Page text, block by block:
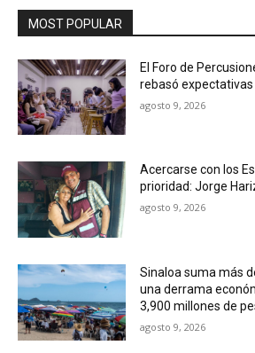
MOST POPULAR
El Foro de
rebasó expectativas
agosto 9, 2026
Acercarse con los
prioridad: Jorge
agosto 9, 2026
Sinaloa suma más
una derrama
3,900 millones de
agosto 9, 2026